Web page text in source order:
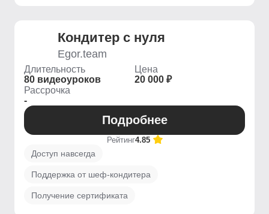
Кондитер с нуля
Egor.team
Длительность
80 видеоуроков
Цена
20 000 ₽
Рассрочка
-
Подробнее
Рейтинг4.85
Доступ навсегда
Поддержка от шеф-кондитера
Получение сертификата